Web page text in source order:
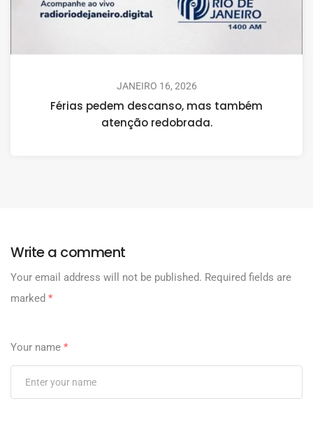
JANEIRO 16, 2026
Férias pedem descanso, mas também
atenção redobrada.
Write a comment
Your email address will not be published. Required fields are
marked *
Your name *